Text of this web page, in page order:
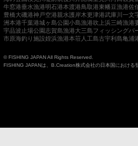
牛窓港垂水漁港明石港本渡港鳥取港東幡豆漁港佐
豊橋大磯港神戸空港親水護岸木更津港武庫川一文
洲本港千葉港城ヶ島公園小島漁港吹上浜三崎漁港
宇品波止場公園志賀島漁港大三島フィッシングパ
市原海釣り施設姪浜漁港本荘人工島古宇利島亀浦
© FISHING JAPAN All Rights Reserved.
FISHING JAPANは、B.Creation株式会社の日本国における